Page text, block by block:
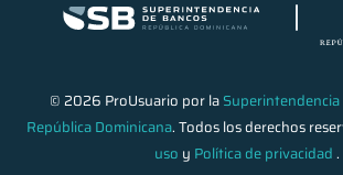
© 2026 ProUsuario por laSuperintendencia
República Dominicana. Todos los derechos
uso y Política de privacidad.